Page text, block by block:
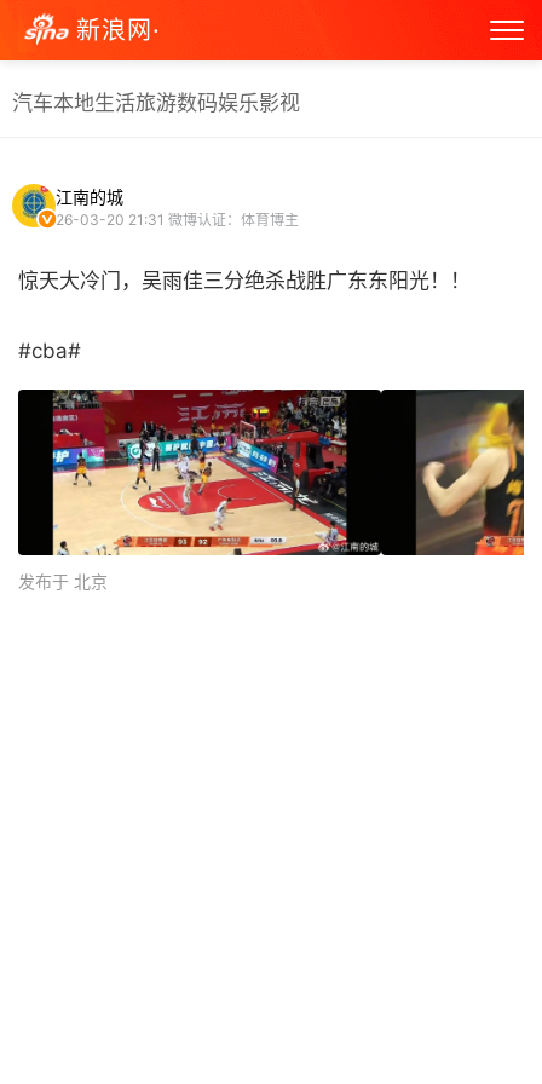
新浪网·
汽车本地生活旅游数码娱乐影视
江南的城
26-03-20 21:31 微博认证：体育博主
惊天大冷门，吴雨佳三分绝杀战胜广东东阳光！！
#cba# ​
发布于 北京